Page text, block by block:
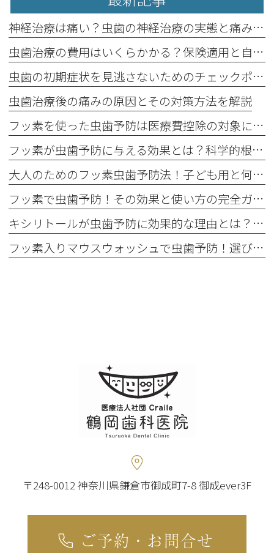
神経治療は痛い？虫歯の神経治療の実態と痛み軽減法
虫歯治療の費用はいくらかかる？保険適用と自費治療の違い
虫歯の初期症状を見逃さないためのチェックポイント
虫歯治療後の痛みの原因とその対策方法を解説
フッ素を使った虫歯予防は医療費控除の対象になる？最新情報をチェック！
フッ素が虫歯予防に与える効果とは？科学的根拠を解説！
大人のためのフッ素虫歯予防法！子ども用と何が違う？
フッ素で虫歯予防！その効果と使い方の完全ガイド
キシリトールが虫歯予防に効果的な理由とは？科学的な根拠を徹底解説！
フッ素入りマウスウォッシュで虫歯予防！選び方と使い方を解説
〒248-0012 神奈川県鎌倉市御成町7-8 御成ever3F
ご予約・お問合せ